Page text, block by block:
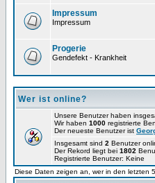
Impressum
Impressum
Progerie
Gendefekt - Krankheit
Wer ist online?
Unsere Benutzer haben
Wir haben 1000 registrierte
Der neueste Benutzer ist
Insgesamt sind 2 Benutzer
Der Rekord liegt bei 1802
Registrierte Benutzer: Keine
Diese Daten zeigen an, wer in den letzten